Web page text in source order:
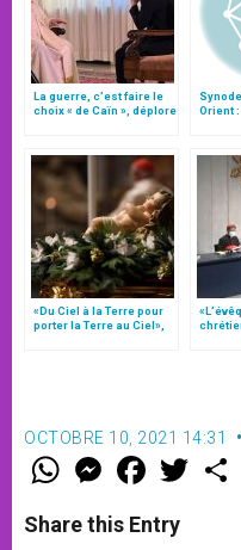
La guerre, c’est faire le
choix « de Caïn », déplore
Orient
«Du Ciel à la Terre pour
porter la Terre au Ciel»,
OCTOBRE 10, 2021 14:31
W
t
s
M
e
s
e
F
a
e
b
w
Share this Entry